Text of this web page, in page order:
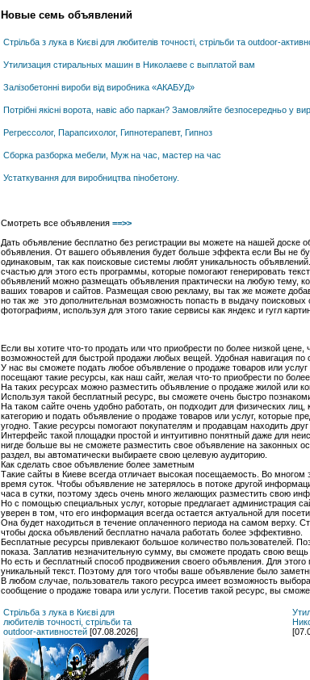
Новые семь объявлений
Стрільба з лука в Києві для любителів точності, стрільби та outdoor-
Утилизация стиральных машин в Николаеве с выплатой вам
Залізобетонні вироби від виробника «АКАБУД»
Потрібні якісні ворота, навіс або паркан? Замовляйте безпосередньо у
Регрессолог, Парапсихолог, Гипнотерапевт, Гипноз
Сборка разборка мебели, Муж на час, мастер на час
Устаткування для виробництва пінобетону.
Смотреть все объявления ==>>
Дать объявление бесплатно без регистрации вы можете на нашей
объявления. От вашего объявления будет больше эффекта если Вы не
одинаковым, так как поисковые системы любят уникальность
счастью для этого есть программы, которые помогают генерировать
объявлений можно размещать объявления практически на любую тему,
ваших товаров и сайтов. Размещая свою рекламу, вы так же можете
но так же это дополнительная возможность попасть в выдачу
фотографиям, используя для этого такие сервисы как яндекс и гугл
Если вы хотите что-то продать или что приобрести по более низкой
возможностей для быстрой продажи любых вещей. Удобная навигация
У нас вы сможете подать любое объявление о продаже товаров или
посещают такие ресурсы, как наш сайт, желая что-то приобрести по
На таких ресурсах можно разместить объявление о продаже жилой или
Используя такой бесплатный ресурс, вы сможете очень быстро
На таком сайте очень удобно работать, он подходит для физических
категорию и подать объявление о продаже товаров или услуг, которые
угодно. Такие ресурсы помогают покупателям и продавцам находить друг
Интерфейс такой площадки простой и интуитивно понятный даже для
нигде больше вы не сможете разместить свое объявление на законных
раздел, вы автоматически выбираете свою целевую аудиторию.
Как сделать свое объявление более заметным
Такие сайты в Киеве всегда отличает высокая посещаемость. Во
время суток. Чтобы объявление не затерялось в потоке другой
часа в сутки, поэтому здесь очень много желающих разместить свою
Но с помощью специальных услуг, которые предлагает администрация
уверен в том, что его информация всегда остается актуальной для
Она будет находиться в течение оплаченного периода на самом верху.
чтобы доска объявлений бесплатно начала работать более эффективно.
Бесплатные ресурсы привлекают большое количество пользователей.
показа. Заплатив незначительную сумму, вы сможете продать свою вещь
Но есть и бесплатный способ продвижения своего объявления. Для
уникальный текст. Поэтому для того чтобы ваше объявление было
В любом случае, пользователь такого ресурса имеет возможность
сообщение о продаже товара или услуги. Посетив такой ресурс, вы
Стрільба з лука в Києві для
любителів точності, стрільби та
outdoor-активностей [07.08.2026]